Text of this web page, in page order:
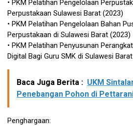
• PKM Pelatihan Pengelolaan
Perpustakaan Sulawesi Barat (2023)
• PKM Pelatihan Pengelolaan Bahan
Perpustakaan di Sulawesi Barat (2023)
• PKM Pelatihan Penyusunan
Digital Bagi Guru SMK di Sulawesi
Baca Juga Berita : UKM
Penebangan Pohon di
Penghargaan: